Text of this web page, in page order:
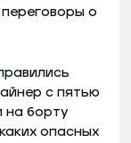
о
с пятью
на борту
опасных